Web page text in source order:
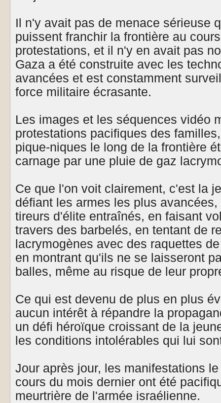
Il n'y avait pas de menace sérieuse
puissent franchir la frontière au
protestations, et il n'y en avait pas
Gaza a été construite avec les
avancées et est constamment
force militaire écrasante.
Les images et les séquences vidéo
protestations pacifiques des
pique-niques le long de la frontière
carnage par une pluie de gaz
Ce que l'on voit clairement, c'est la
défiant les armes les plus
tireurs d'élite entraînés, en faisant
travers des barbelés, en tentant de
lacrymogènes avec des raquettes
en montrant qu'ils ne se laisseront
balles, même au risque de leur
Ce qui est devenu de plus en plus
aucun intérêt à répandre la
un défi héroïque croissant de la
les conditions intolérables qui lui
Jour après jour, les manifestations
cours du mois dernier ont été
meurtrière de l'armée israélienne.